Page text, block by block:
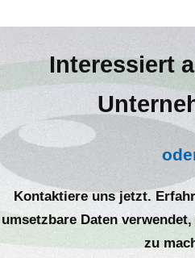
Interessiert
Kontaktiere uns jetzt.
umsetzbare Daten
zu